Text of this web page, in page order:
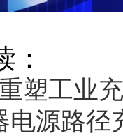
：
塑工业
电源路径